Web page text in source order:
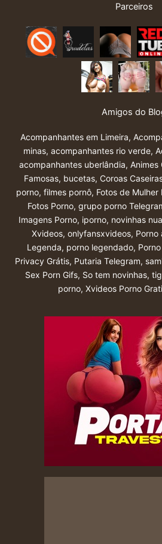
Parceiros
Amigos do
Acompanhantes em Limeira,
minas, acompanhantes rio verde,
acompanhantes uberlândia, Animes
Famosas, bucetas, Coroas
porno, filmes pornô, Fotos de Mulher
Fotos Porno, grupo porno
Imagens Porno, iporno, novinhas
Xvideos, onlyfansxvideos, Porno
Legenda, porno legendado,
Privacy Grátis, Putaria Telegram,
Sex Porn Gifs, So tem novinhas,
porno, Xvideos Porno